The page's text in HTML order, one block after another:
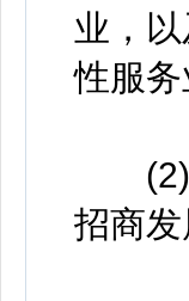
业，
性服
(2)负
招商发